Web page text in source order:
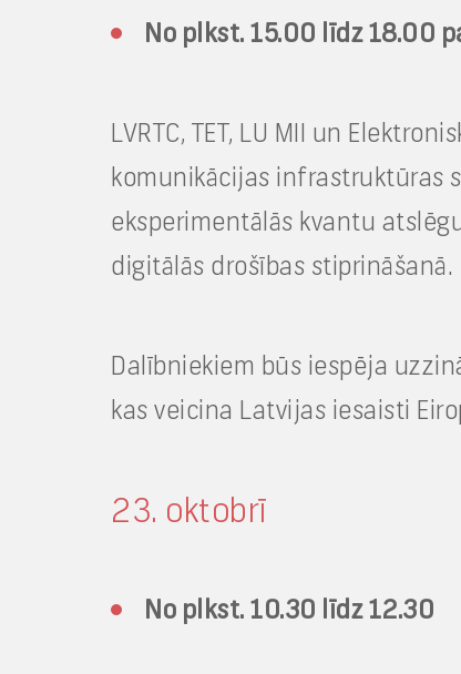
No plkst. 15.00 līdz 18.00
LVRTC, TET, LU MII un
komunikācijas infrastruktūras
eksperimentālās kvantu
digitālās drošības stiprināšanā.
Dalībniekiem būs iespēja
kas veicina Latvijas iesaisti
23. oktobrī
No plkst. 10.30 līdz 12.30